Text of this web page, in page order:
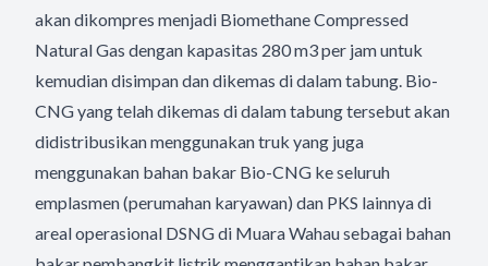
akan dikompres menjadi Biomethane Compressed
Natural Gas dengan kapasitas 280 m3 per jam untuk
kemudian disimpan dan dikemas di dalam tabung. Bio-
CNG yang telah dikemas di dalam tabung tersebut akan
didistribusikan menggunakan truk yang juga
menggunakan bahan bakar Bio-CNG ke seluruh
emplasmen (perumahan karyawan) dan PKS lainnya di
areal operasional DSNG di Muara Wahau sebagai bahan